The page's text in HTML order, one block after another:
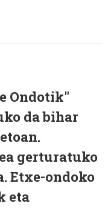
Ondotik"
da bihar
gerturatuko
Etxe-ondoko
eta